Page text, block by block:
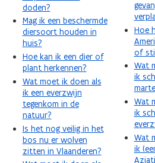
doden?
Mag ik een beschermde
diersoort houden in
huis?
Hoe kan ik een dier of
plant herkennen?
Wat moet ik doen als
ik een everzwijn
tegenkom in de
natuur?
Is het nog veilig in het
bos nu er wolven
zitten in Vlaanderen?
Hoe
of
Wat
ik
Wat
ik
Wat
ik